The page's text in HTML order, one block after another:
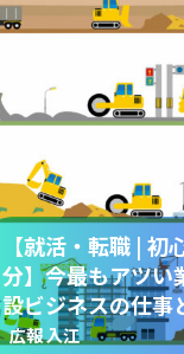
【就活・転職 | 初
分】今最もアツい
設ビジネスの仕事
広報 入江